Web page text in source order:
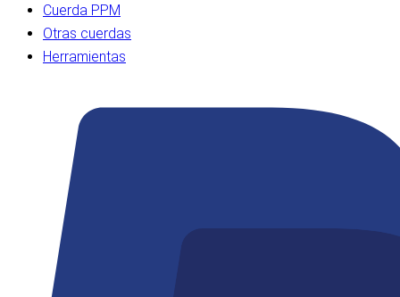
Cuerda PPM
Otras cuerdas
Herramientas